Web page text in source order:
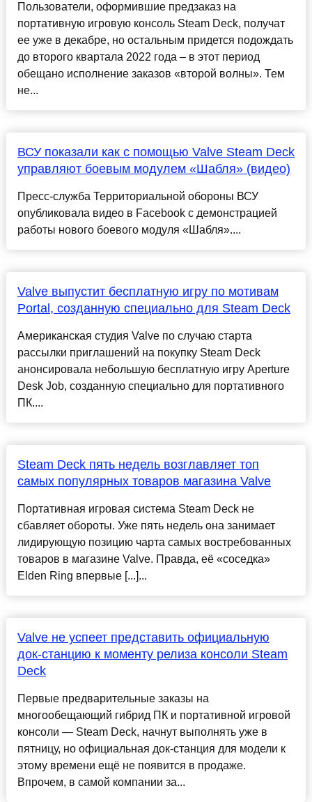
Пользователи, оформившие предзаказ на
портативную игровую консоль Steam Deck, получат
ее уже в декабре, но остальным придется подождать
до второго квартала 2022 года – в этот период
обещано исполнение заказов «второй волны». Тем
не...
ВСУ показали как с помощью Valve Steam Deck
управляют боевым модулем «Шабля» (видео)
Пресс-служба Территориальной обороны ВСУ
опубликовала видео в Facebook c демонстрацией
работы нового боевого модуля «Шабля»....
Valve выпустит бесплатную игру по мотивам
Portal, созданную специально для Steam Deck
Американская студия Valve по случаю старта
рассылки приглашений на покупку Steam Deck
анонсировала небольшую бесплатную игру Aperture
Desk Job, созданную специально для портативного
ПК....
Steam Deck пять недель возглавляет топ
самых популярных товаров магазина Valve
Портативная игровая система Steam Deck не
сбавляет обороты. Уже пять недель она занимает
лидирующую позицию чарта самых востребованных
товаров в магазине Valve. Правда, её «соседка»
Elden Ring впервые [...]...
Valve не успеет представить официальную
док-станцию к моменту релиза консоли Steam
Deck
Первые предварительные заказы на
многообещающий гибрид ПК и портативной игровой
консоли — Steam Deck, начнут выполнять уже в
пятницу, но официальная док-станция для модели к
этому времени ещё не появится в продаже.
Впрочем, в самой компании за...